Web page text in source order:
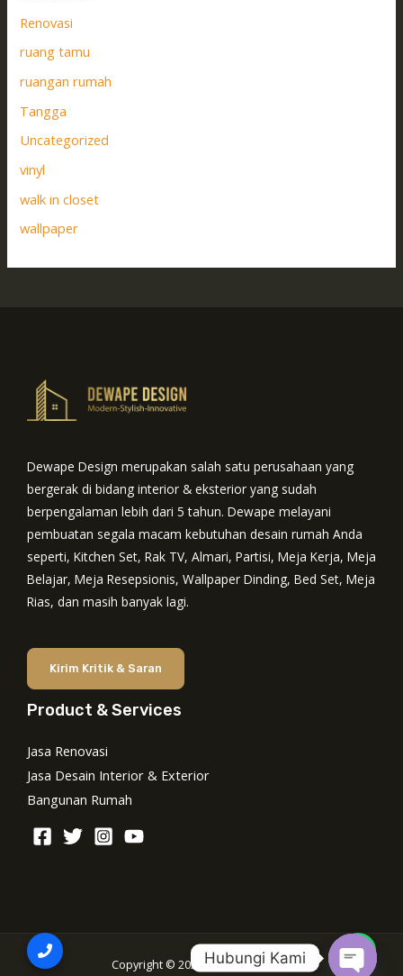
Renovasi
ruang tamu
ruangan rumah
Tangga
Uncategorized
vinyl
walk in closet
wallpaper
Dewape Design merupakan salah satu perusahaan yang
bergerak di bidang interior & eksterior yang sudah
berpengalaman lebih dari 5 tahun. Dewape melayani
pembuatan segala macam kebutuhan desain rumah Anda
seperti, Kitchen Set, Rak TV, Almari, Partisi, Meja Kerja, Meja
Belajar, Meja Resepsionis, Wallpaper Dinding, Bed Set, Meja
Rias, dan masih banyak lagi.
Kirim Kritik & Saran
Product & Services
Jasa Renovasi
Jasa Desain Interior & Exterior
Bangunan Rumah
Copyright © 2026 Dewape Design
Hubungi Kami